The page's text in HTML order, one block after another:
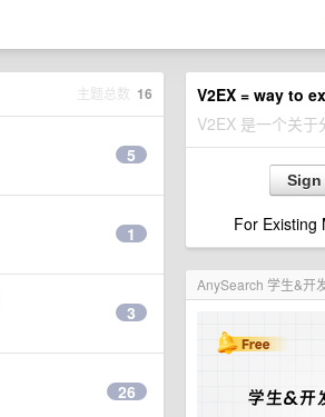
V2EX = way to
V2EX 是一个关
Sign
For Existing
AnySearch 学生&开
主题总数 16
5
1
3
26